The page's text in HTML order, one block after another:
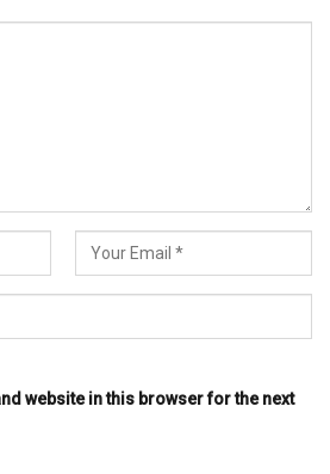
website in this browser for the next